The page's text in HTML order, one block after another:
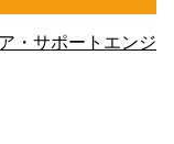
・サポートエンジ